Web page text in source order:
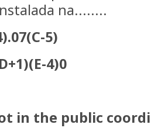
na........
5)
4)0
in the public